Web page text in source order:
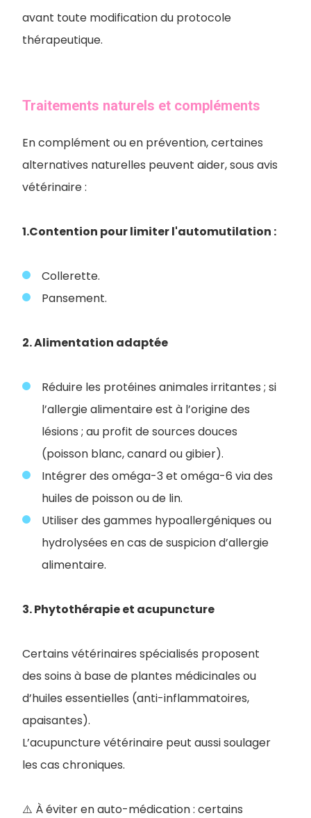
avant toute modification du protocole
thérapeutique.
Traitements naturels et compléments
En complément ou en prévention, certaines
alternatives naturelles peuvent aider, sous avis
vétérinaire :
1.Contention pour limiter l'automutilation :
Collerette.
Pansement.
2. Alimentation adaptée
Réduire les protéines animales irritantes ; si
l’allergie alimentaire est à l’origine des
lésions ; au profit de sources douces
(poisson blanc, canard ou gibier).
Intégrer des oméga-3 et oméga-6 via des
huiles de poisson ou de lin.
Utiliser des gammes hypoallergéniques ou
hydrolysées en cas de suspicion d’allergie
alimentaire.
3. Phytothérapie et acupuncture
Certains vétérinaires spécialisés proposent
des soins à base de plantes médicinales ou
d’huiles essentielles (anti-inflammatoires,
apaisantes).
L’acupuncture vétérinaire peut aussi soulager
les cas chroniques.
⚠️ À éviter en auto-médication : certains